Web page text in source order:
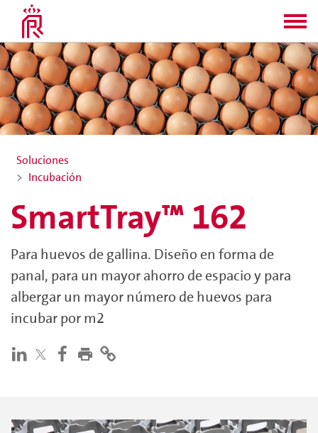
Soluciones
Incubación
SmartTray™ 162
Para huevos de gallina. Diseño en forma de
panal, para un mayor ahorro de espacio y para
albergar un mayor número de huevos para
incubar por m2